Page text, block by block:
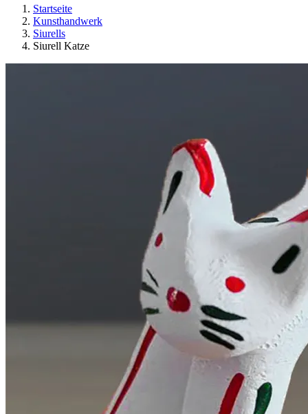
Startseite
Kunsthandwerk
Siurells
Siurell Katze